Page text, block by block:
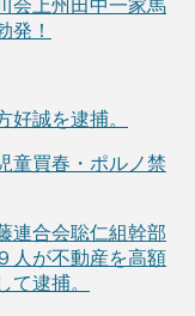
会上州田中一家馬
発！
好誠を逮捕。
童買春・ポルノ禁
連合会聡仁組幹部
人が不動産を高額
て逮捕。